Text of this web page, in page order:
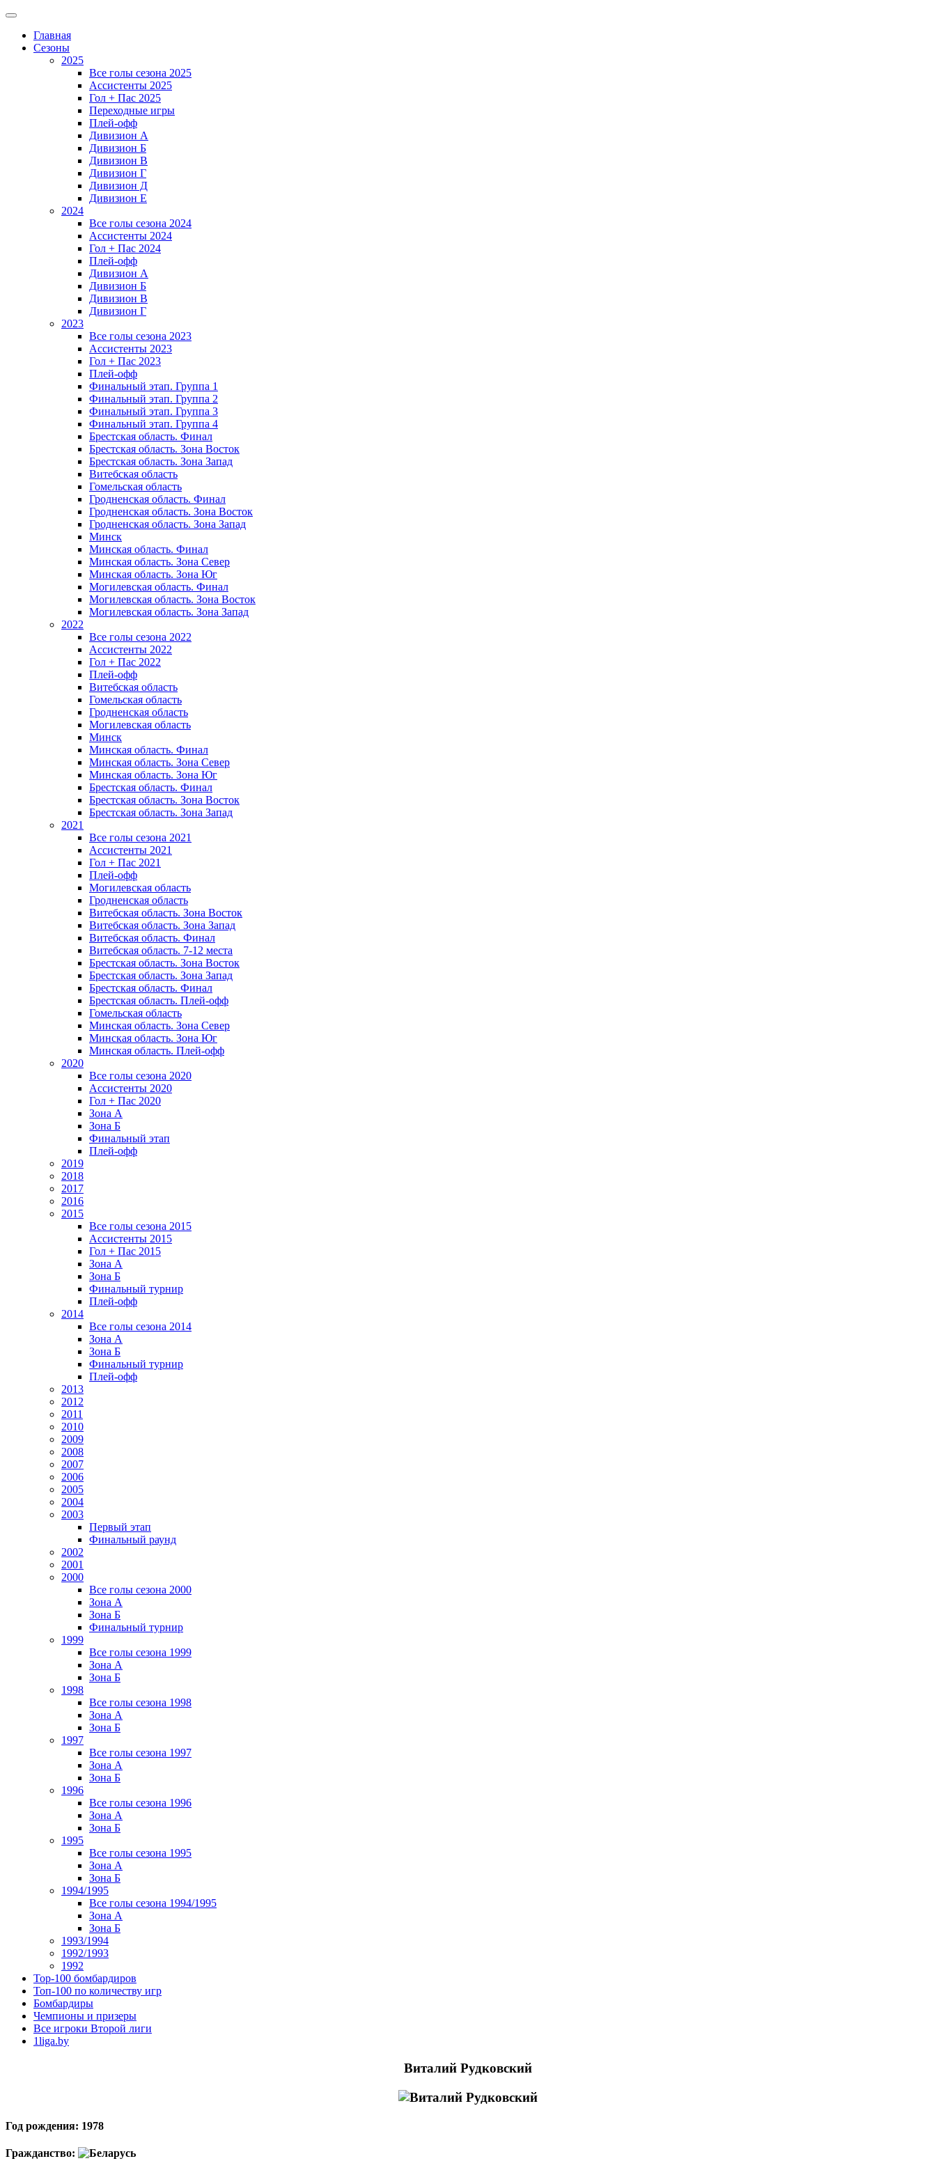
Главная
Сезоны
2025
Все голы сезона 2025
Ассистенты 2025
Гол + Пас 2025
Переходные игры
Плей-офф
Дивизион A
Дивизион Б
Дивизион В
Дивизион Г
Дивизион Д
Дивизион Е
2024
Все голы сезона 2024
Ассистенты 2024
Гол + Пас 2024
Плей-офф
Дивизион A
Дивизион Б
Дивизион В
Дивизион Г
2023
Все голы сезона 2023
Ассистенты 2023
Гол + Пас 2023
Плей-офф
Финальный этап. Группа 1
Финальный этап. Группа 2
Финальный этап. Группа 3
Финальный этап. Группа 4
Брестская область. Финал
Брестская область. Зона Восток
Брестская область. Зона Запад
Витебская область
Гомельская область
Гродненская область. Финал
Гродненская область. Зона Восток
Гродненская область. Зона Запад
Минск
Минская область. Финал
Минская область. Зона Север
Минская область. Зона Юг
Могилевская область. Финал
Могилевская область. Зона Восток
Могилевская область. Зона Запад
2022
Все голы сезона 2022
Ассистенты 2022
Гол + Пас 2022
Плей-офф
Витебская область
Гомельская область
Гродненская область
Могилевская область
Минск
Mинская область. Финал
Минская область. Зона Север
Минская область. Зона Юг
Брестская область. Финал
Брестская область. Зона Восток
Брестская область. Зона Запад
2021
Все голы сезона 2021
Ассистенты 2021
Гол + Пас 2021
Плей-офф
Могилевская область
Гродненская область
Витебская область. Зона Восток
Витебская область. Зона Запад
Витебская область. Финал
Витебская область. 7-12 места
Брестская область. Зона Восток
Брестская область. Зона Запад
Брестская область. Финал
Брестская область. Плей-офф
Гомельская область
Минская область. Зона Север
Минская область. Зона Юг
Минская область. Плей-офф
2020
Все голы сезона 2020
Ассистенты 2020
Гол + Пас 2020
Зона А
Зона Б
Финальный этап
Плей-офф
2019
2018
2017
2016
2015
Все голы сезона 2015
Ассистенты 2015
Гол + Пас 2015
Зона А
Зона Б
Финальный турнир
Плей-офф
2014
Все голы сезона 2014
Зона А
Зона Б
Финальный турнир
Плей-офф
2013
2012
2011
2010
2009
2008
2007
2006
2005
2004
2003
Первый этап
Финальный раунд
2002
2001
2000
Все голы сезона 2000
Зона А
Зона Б
Финальный турнир
1999
Все голы сезона 1999
Зона А
Зона Б
1998
Все голы сезона 1998
Зона А
Зона Б
1997
Все голы сезона 1997
Зона А
Зона Б
1996
Все голы сезона 1996
Зона А
Зона Б
1995
Все голы сезона 1995
Зона А
Зона Б
1994/1995
Все голы сезона 1994/1995
Зона А
Зона Б
1993/1994
1992/1993
1992
Top-100 бомбардиров
Топ-100 по количеству игр
Бомбардиры
Чемпионы и призеры
Все игроки Второй лиги
1liga.by
Виталий Рудковский
Год рождения: 1978
Гражданство: